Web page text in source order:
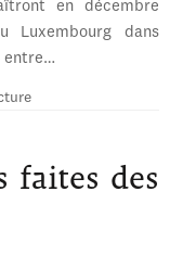
en décembre
Luxembourg dans
entre…
faites des